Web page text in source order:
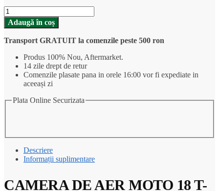
Cantitate
CAMERA
DE
AER
MOTO
110/100-
130/90-
Adaugă în coș
Transport GRATUIT la comenzile peste 500 ron
Produs 100% Nou, Aftermarket.
14 zile drept de retur
Comenzile plasate pana in orele 16:00 vor fi expediate in
aceeași zi
Plata Online Securizata
Descriere
Informații suplimentare
CAMERA DE AER MOTO 18 T-